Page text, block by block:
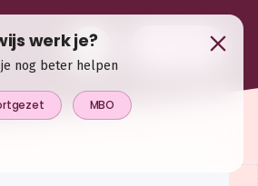
werk je?
nog beter helpen
MBO